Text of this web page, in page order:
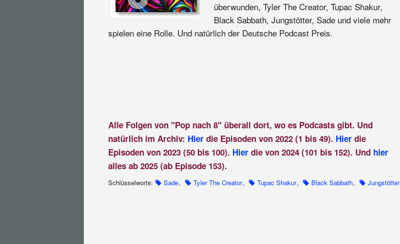
überwunden, Tyler The Creator, Tupac Shakur,
Black Sabbath, Jungstötter, Sade und viele mehr
spielen eine Rolle. Und natürlich der Deutsche Podcast Preis.
Alle Folgen von "Pop nach 8" überall dort, wo es Podcasts gibt. Und
natürlich im Archiv: Hier die Episoden von 2022 (1 bis 49). Hier die
Episoden von 2023 (50 bis 100). Hier die von 2024 (101 bis 152). Und hier
alles ab 2025 (ab Episode 153).
Schlüsselworte: Sade, Tyler The Creator, Tupac Shakur, Black Sabbath, Jungstötter